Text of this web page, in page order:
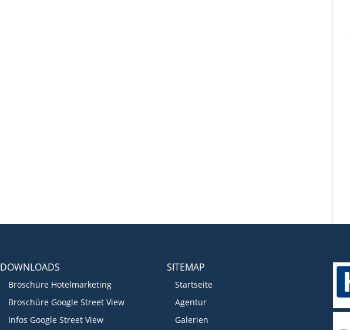
DOWNLOADS
Broschüre Hotelmarketing
Broschüre Google Street View
Infos Google Street View
SITEMAP
Startseite
Agentur
Galerien